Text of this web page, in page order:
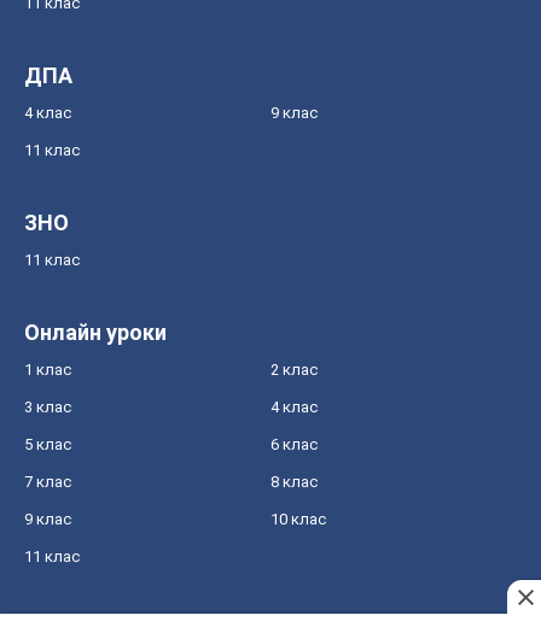
ДПА
4 клас 9 клас
11 клас
ЗНО
11 клас
Онлайн уроки
1 клас 2 клас
3 клас 4 клас
5 клас 6 клас
7 клас 8 клас
9 клас 10 клас
11 клас